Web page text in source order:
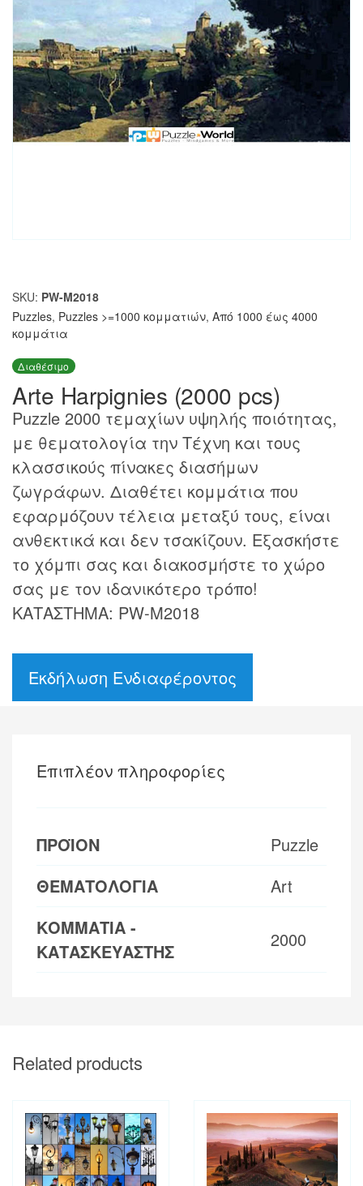
SKU: PW-M2018
Puzzles, Puzzles >=1000 κομματιών, Από 1000 έως 4000
κομμάτια
Διαθέσιμο
Arte Harpignies (2000 pcs)
Puzzle 2000 τεμαχίων υψηλής ποιότητας,
με θεματολογία την Τέχνη και τους
κλασσικούς πίνακες διασήμων
ζωγράφων. Διαθέτει κομμάτια που
εφαρμόζουν τέλεια μεταξύ τους, είναι
ανθεκτικά και δεν τσακίζουν. Εξασκήστε
το χόμπι σας και διακοσμήστε το χώρο
σας με τον ιδανικότερο τρόπο!
ΚΑΤΑΣΤΗΜΑ: PW-M2018
Εκδήλωση Ενδιαφέροντος
Επιπλέον πληροφορίες
ΠΡΟΪΟΝ
Puzzle
ΘΕΜΑΤΟΛΟΓΙΑ
Art
ΚΟΜΜΑΤΙΑ -
ΚΑΤΑΣΚΕΥΑΣΤΗΣ
2000
Related products